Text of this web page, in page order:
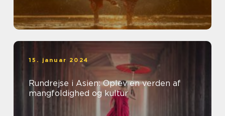
15. januar 2024
Rundrejse i Asien: Oplev en verden af
mangfoldighed og kultur